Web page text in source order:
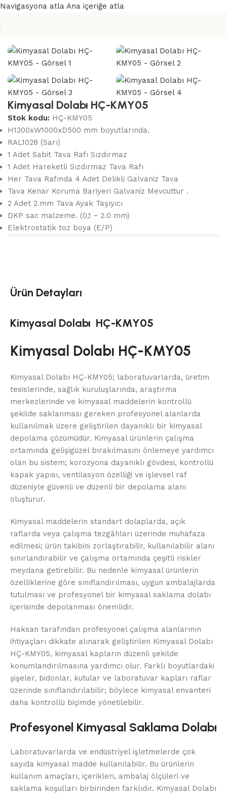
Navigasyona atla Ana içeriğe atla
Kimyasal Dolabı HÇ-KMY05
Stok kodu: HÇ-KMY05
H1300xW1000xD500 mm boyutlarında.
RAL1028 (Sarı)
1 Adet Sabit Tava Rafı Sızdırmaz
1 Adet Hareketli Sızdırmaz Tava Rafı
Her Tava Rafında 4 Adet Delikli Galvaniz Tava
Tava Kenar Koruma Bariyeri Galvaniz Mevcuttur .
2 Adet 2.mm Tava Ayak Taşıyıcı
DKP sac malzeme. (0,1 ~ 2.0 mm)
Elektrostatik toz boya (E/P)
Ürün Detayları
Kimyasal Dolabı HÇ-KMY05
Kimyasal Dolabı HÇ-KMY05
Kimyasal Dolabı HÇ-KMY05; laboratuvarlarda, üretim
tesislerinde, sağlık kuruluşlarında, araştırma
merkezlerinde ve kimyasal maddelerin kontrollü
şekilde saklanması gereken profesyonel alanlarda
kullanılmak üzere geliştirilen dayanıklı bir kimyasal
depolama çözümüdür. Kimyasal ürünlerin çalışma
ortamında gelişigüzel bırakılmasını önlemeye yardımcı
olan bu sistem; korozyona dayanıklı gövdesi, kontrollü
kapak yapısı, ventilasyon özelliği ve işlevsel raf
düzeniyle güvenli ve düzenli bir depolama alanı
oluşturur.
Kimyasal maddelerin standart dolaplarda, açık
raflarda veya çalışma tezgâhları üzerinde muhafaza
edilmesi; ürün takibini zorlaştırabilir, kullanılabilir alanı
sınırlandırabilir ve çalışma ortamında çeşitli riskler
meydana getirebilir. Bu nedenle kimyasal ürünlerin
özelliklerine göre sınıflandırılması, uygun ambalajlarda
tutulması ve profesyonel bir kimyasal saklama dolabı
içerisinde depolanması önemlidir.
Haksan tarafından profesyonel çalışma alanlarının
ihtiyaçları dikkate alınarak geliştirilen Kimyasal Dolabı
HÇ-KMY05, kimyasal kapların düzenli şekilde
konumlandırılmasına yardımcı olur. Farklı boyutlardaki
şişeler, bidonlar, kutular ve laboratuvar kapları raflar
üzerinde sınıflandırılabilir; böylece kimyasal envanteri
daha kontrollü biçimde yönetilebilir.
Profesyonel Kimyasal Saklama Dolabı
Laboratuvarlarda ve endüstriyel işletmelerde çok
sayıda kimyasal madde kullanılabilir. Bu ürünlerin
kullanım amaçları, içerikleri, ambalaj ölçüleri ve
saklama koşulları birbirinden farklıdır. Kimyasal Dolabı